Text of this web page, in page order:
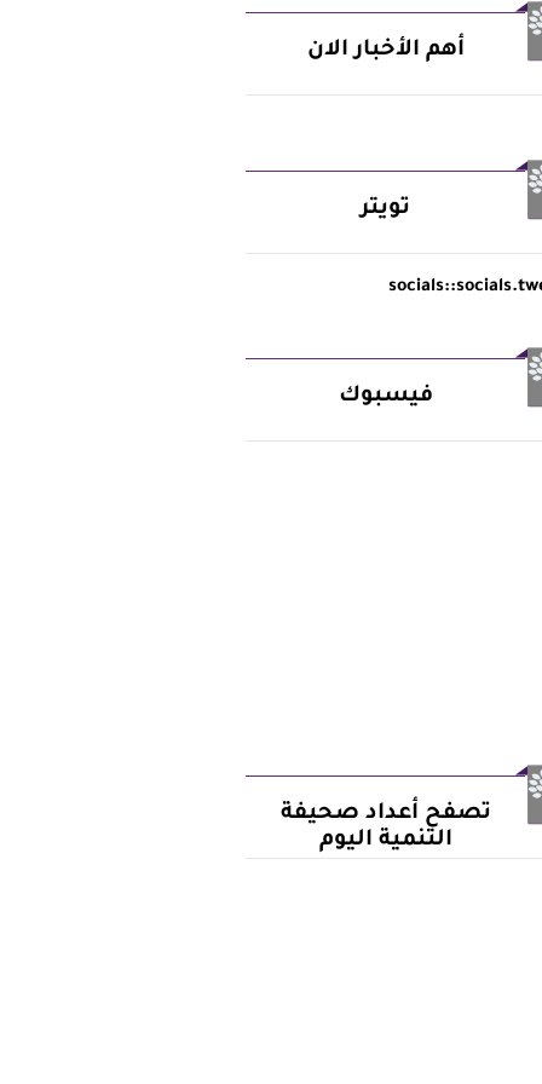
أهم الأخبار الان
تويتر
فيسبوك
تصفح أعداد صحيفة
التنمية اليوم